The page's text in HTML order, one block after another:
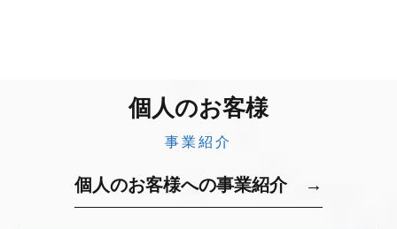
個人のお客様
事業紹介
個人のお客様への事業紹介 →